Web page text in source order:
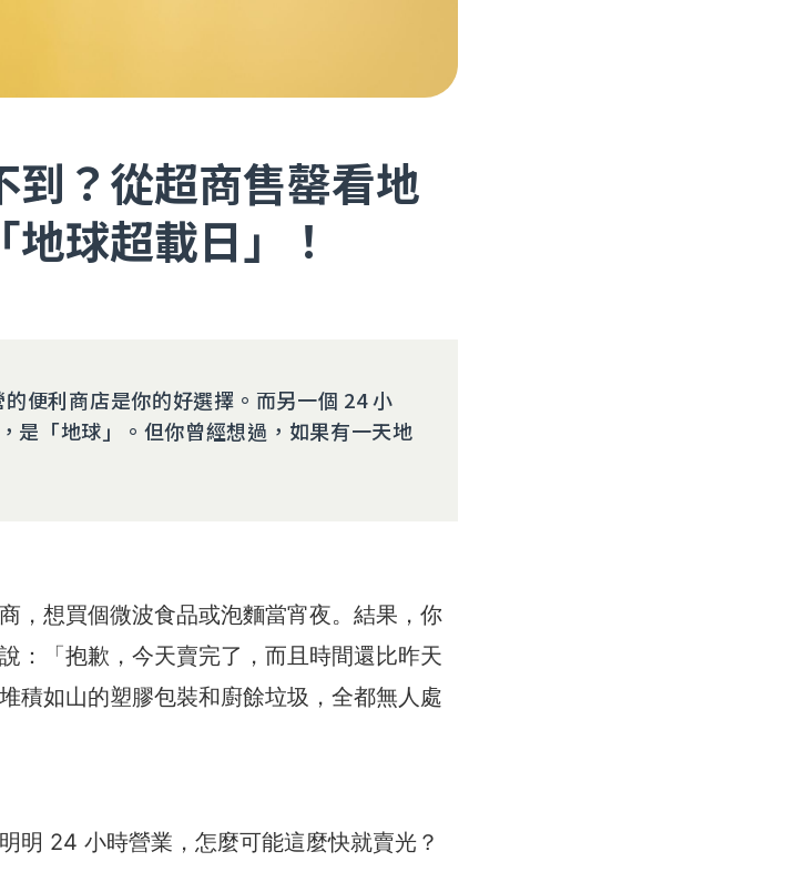
？從超商售罄看地
球超載日」！
便利商店是你的好選擇。而另一個 24 小
是「地球」。但你曾經想過，如果有一天地
，想買個微波食品或泡麵當宵夜。結果，你
：「抱歉，今天賣完了，而且時間還比昨天
積如山的塑膠包裝和廚餘垃圾，全都無人處
明 24 小時營業，怎麼可能這麼快就賣光？